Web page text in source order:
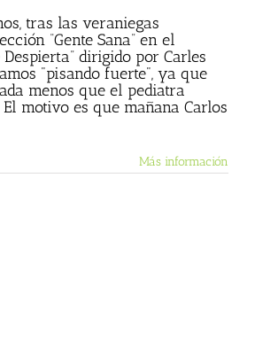
tras las veraniegas
“Gente Sana” en el
Despierta” dirigido por Carles
"pisando fuerte", ya que
menos que el pediatra
El motivo es que mañana Carlos
Más información